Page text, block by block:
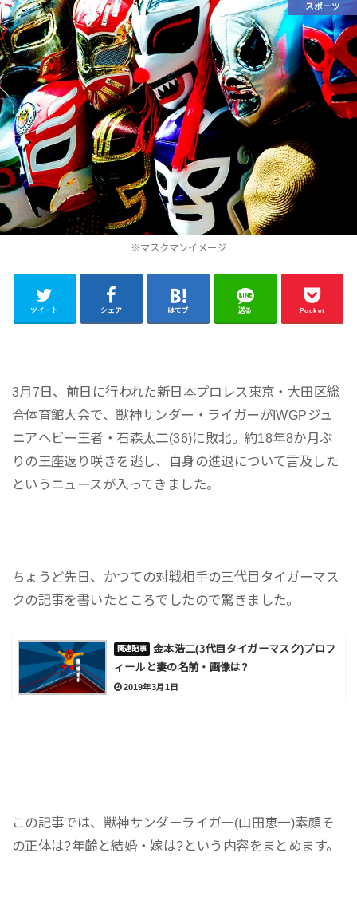
※マスクマンイメージ
スポーツ
ツイート シェア はてブ 送る Pocket
3月7日、前日に行われた新日本プロレス 東京・大田区総
合体育館大会で、 獣神サンダー・ライガーがIWGPジュ
ニアヘビー王者・石森太二(36)に敗北。約18年8か月ぶ
りの王座返り咲きを逃し、自身の進退について言及した
というニュースが入ってきました。
ちょうど先日、かつての対戦相手の三代目タイガーマス
クの記事を書いたところでしたので驚きました。
金本浩二(3代目タイガーマスク)プロフ
ィールと妻の名前・画像は?
2019年3月1日
この記事では、獣神サンダーライガー(山田恵一)素顔そ
の正体は?年齢と結婚・嫁は?という内容をまとめます。